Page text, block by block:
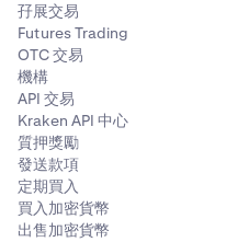
孖展交易
Futures Trading
OTC 交易
機構
API 交易
Kraken API 中心
質押獎勵
發送款項
定期買入
買入加密貨幣
出售加密貨幣